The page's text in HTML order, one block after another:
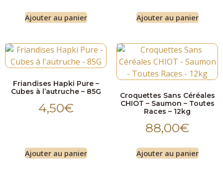
Ajouter au panier Ajouter au panier
Friandises Hapki Pure –
Cubes à l’autruche – 85G
4,50€
Ajouter au panier
Croquettes Sans Céréales
CHIOT – Saumon – Toutes
Races – 12kg
88,00€
Ajouter au panier